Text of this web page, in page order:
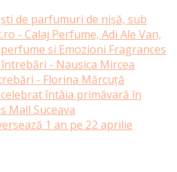
de parfumuri de nișă, sub
- Calaj Perfume, Adi Ale Van,
si Emozioni Fragrances
- Nausica Mircea
- Florina Mărcuță
celebrat întâia primăvară în
Mall Suceava
1 an pe 22 aprilie